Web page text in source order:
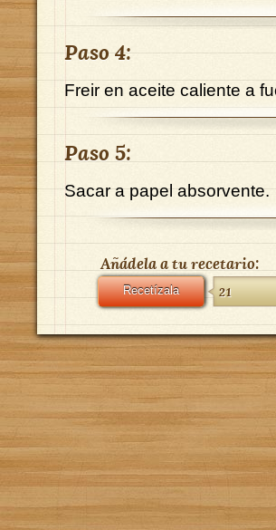
Paso 4:
Freir en aceite caliente a
Paso 5:
Sacar a papel absorvente.
Añádela a tu recetario:
Recetízala 21